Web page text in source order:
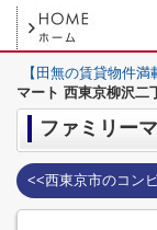
【田無の賃貸物件
マート 西東京柳沢二
ファミリー
<<西東京市のコン